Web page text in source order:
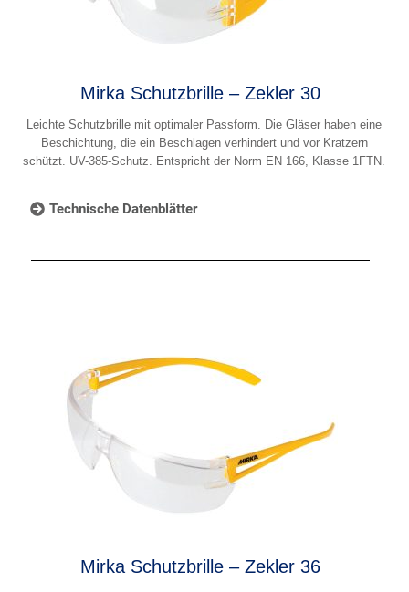
Mirka Schutzbrille – Zekler 30
Leichte Schutzbrille mit optimaler Passform. Die Gläser haben eine
Beschichtung, die ein Beschlagen verhindert und vor Kratzern
schützt. UV-385-Schutz. Entspricht der Norm EN 166, Klasse 1FTN.
Technische Datenblätter
Mirka Schutzbrille – Zekler 36